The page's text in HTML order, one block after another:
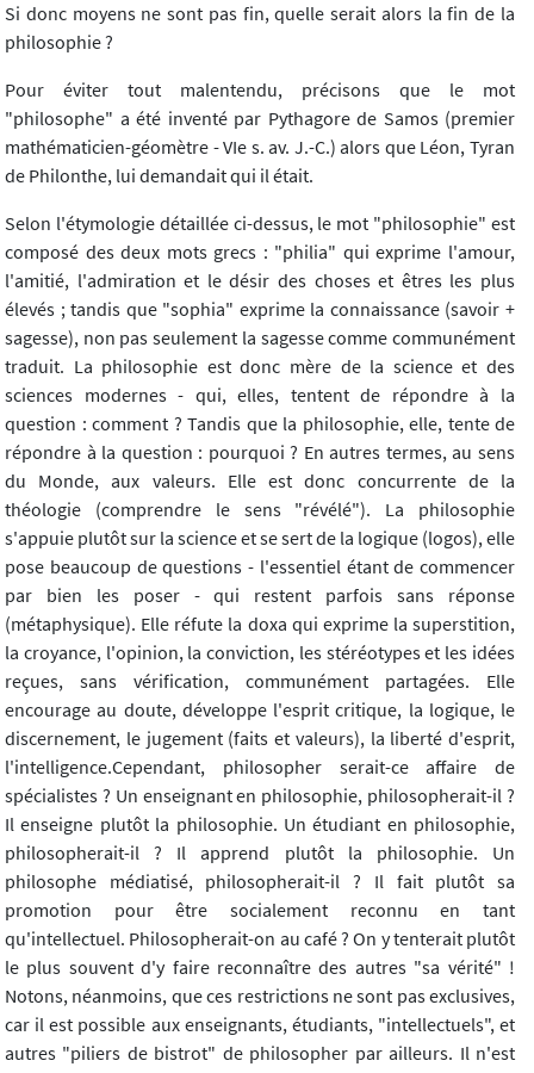
Si donc moyens ne sont pas fin, quelle serait alors la fin de la
philosophie ?
Pour éviter tout malentendu, précisons que le mot
"philosophe" a été inventé par Pythagore de Samos (premier
mathématicien-géomètre - VIe s. av. J.-C.) alors que Léon, Tyran
de Philonthe, lui demandait qui il était.
Selon l'étymologie détaillée ci-dessus, le mot "philosophie" est
composé des deux mots grecs : "philia" qui exprime l'amour,
l'amitié, l'admiration et le désir des choses et êtres les plus
élevés ; tandis que "sophia" exprime la connaissance (savoir +
sagesse), non pas seulement la sagesse comme communément
traduit. La philosophie est donc mère de la science et des
sciences modernes - qui, elles, tentent de répondre à la
question : comment ? Tandis que la philosophie, elle, tente de
répondre à la question : pourquoi ? En autres termes, au sens
du Monde, aux valeurs. Elle est donc concurrente de la
théologie (comprendre le sens "révélé"). La philosophie
s'appuie plutôt sur la science et se sert de la logique (logos), elle
pose beaucoup de questions - l'essentiel étant de commencer
par bien les poser - qui restent parfois sans réponse
(métaphysique). Elle réfute la doxa qui exprime la superstition,
la croyance, l'opinion, la conviction, les stéréotypes et les idées
reçues, sans vérification, communément partagées. Elle
encourage au doute, développe l'esprit critique, la logique, le
discernement, le jugement (faits et valeurs), la liberté d'esprit,
l'intelligence.Cependant, philosopher serait-ce affaire de
spécialistes ? Un enseignant en philosophie, philosopherait-il ?
Il enseigne plutôt la philosophie. Un étudiant en philosophie,
philosopherait-il ? Il apprend plutôt la philosophie. Un
philosophe médiatisé, philosopherait-il ? Il fait plutôt sa
promotion pour être socialement reconnu en tant
qu'intellectuel. Philosopherait-on au café ? On y tenterait plutôt
le plus souvent d'y faire reconnaître des autres "sa vérité" !
Notons, néanmoins, que ces restrictions ne sont pas exclusives,
car il est possible aux enseignants, étudiants, "intellectuels", et
autres "piliers de bistrot" de philosopher par ailleurs. Il n'est